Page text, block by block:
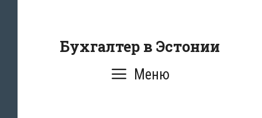
содержаниюБухгалтер в Эстонии
Меню